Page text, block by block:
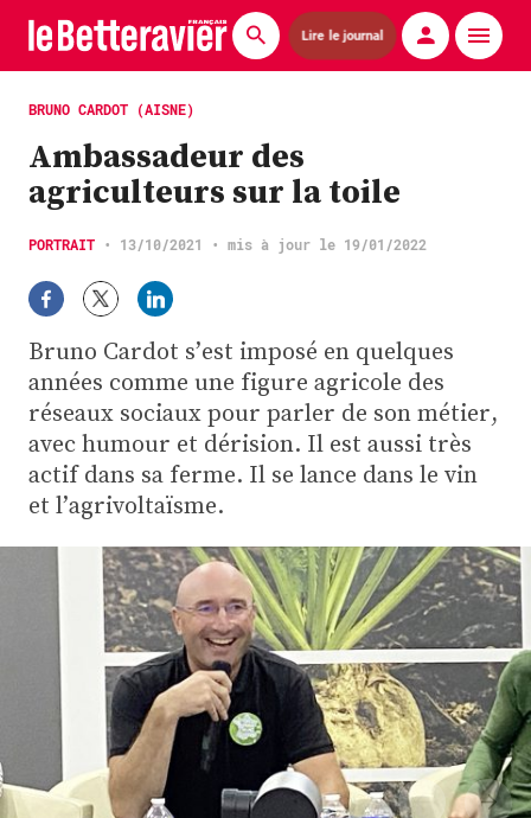
Lire le journal
Actualités
Économie
Agronomie
Matériels
La technique ITB
Pommes de terre
Guides pratiques
Chasse
Plus
Abonnez-vous
BRUNO CARDOT (AISNE)
Ambassadeur des
agriculteurs sur la toile
PORTRAIT • 13/10/2021 • mis à jour le 19/01/2022
Bruno Cardot s’est imposé en quelques
années comme une figure agricole des
réseaux sociaux pour parler de son métier,
avec humour et dérision. Il est aussi très
actif dans sa ferme. Il se lance dans le vin
et l’agrivoltaïsme.